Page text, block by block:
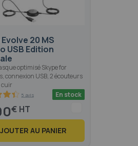
20 MS
USB Edition
optimisé Skype for
connexion USB, 2 écouteurs
cuir
5 avis En stock
€
AU PANIER